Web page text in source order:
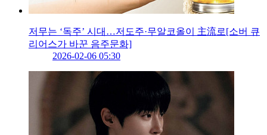
저무는 ‘독주’ 시대…저도주·무알코올이 主流로[소버 큐
리어스가 바꾼 음주문화]
2026-02-06 05:30